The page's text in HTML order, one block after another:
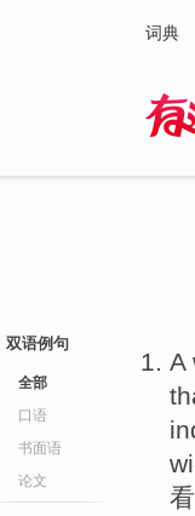
词典
双语例句
全部
口语
书面语
论文
A